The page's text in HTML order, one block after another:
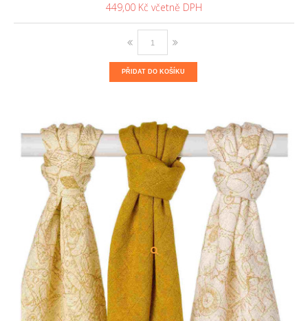
449,00 Kč
PŘIDAT DO KOŠÍKU